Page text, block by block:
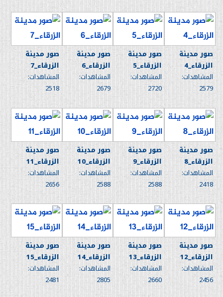
صور مدينة
الزرقاء_4
المشاهدات:
2579
صور مدينة
الزرقاء_5
المشاهدات:
2720
صور مدينة
الزرقاء_6
المشاهدات:
2679
صور مدينة
الزرقاء_7
المشاهدات:
2518
صور مدينة
الزرقاء_8
المشاهدات:
2418
صور مدينة
الزرقاء_9
المشاهدات:
2588
صور مدينة
الزرقاء_10
المشاهدات:
2588
صور مدينة
الزرقاء_11
المشاهدات:
2656
صور مدينة
الزرقاء_12
المشاهدات:
2456
صور مدينة
الزرقاء_13
المشاهدات:
2660
صور مدينة
الزرقاء_14
المشاهدات:
2805
صور مدينة
الزرقاء_15
المشاهدات:
2481